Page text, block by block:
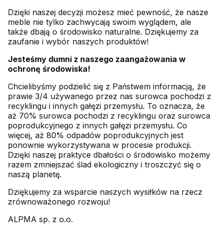
Dzięki naszej decyzji możesz mieć pewność, że nasze
meble nie tylko zachwycają swoim wyglądem, ale
także dbają o środowisko naturalne. Dziękujemy za
zaufanie i wybór naszych produktów!
Jesteśmy dumni z naszego zaangażowania w
ochronę środowiska!
Chcielibyśmy podzielić się z Państwem informacją, że
prawie 3/4 używanego przez nas surowca pochodzi z
recyklingu i innych gałęzi przemysłu. To oznacza, że
aż 70% surowca pochodzi z recyklingu oraz surowca
poprodukcyjnego z innych gałęzi przemysłu. Co
więcej, aż 80% odpadów poprodukcyjnych jest
ponownie wykorzystywana w procesie produkcji.
Dzięki naszej praktyce dbałości o środowisko możemy
razem zmniejszać ślad ekologiczny i troszczyć się o
naszą planetę.
Dziękujemy za wsparcie naszych wysiłków na rzecz
zrównoważonego rozwoju!
ALPMA sp. z o.o.